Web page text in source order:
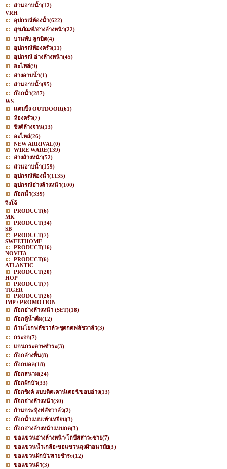
ส่วนอาบน้ำ(12)
VRH
อุปกรณ์ห้องน้ำ(622)
สุขภัณฑ์/อ่างล้างหน้า(22)
บานพับ ลูกบิด(4)
อุปกรณ์ห้องครัว(11)
อุปกรณ์ อ่างล้างหน้า(45)
อะไหล่(9)
อ่างอาบน้ำ(1)
ส่วนอาบน้ำ(95)
ก๊อกน้ำ(287)
WS
เเคมปิ้ง OUTDOOR(61)
ห้องครัว(7)
ซิงค์ล้างจาน(13)
อะไหล่(26)
NEW ARRIVAL(0)
WIRE WARE(139)
อ่างล้างหน้า(52)
ส่วนอาบน้ำ(159)
อุปกรณ์ห้องน้ำ(1135)
อุปกรณ์อ่างล้างหน้า(100)
ก๊อกน้ำ(339)
จิงโจ้
PRODUCT(6)
MK
PRODUCT(34)
SB
PRODUCT(7)
SWEETHOME
PRODUCT(16)
NOVITA
PRODUCT(6)
ATLANTIC
PRODUCT(20)
HOP
PRODUCT(7)
TIGER
PRODUCT(26)
IMP / PROMOTION
ก๊อกอ่างล้างหน้า (SET)(18)
ก๊อกตู้น้ำดื่ม(12)
ก้านโยกฟลัชวาล์ว/ชุดกดฟลัชวาล์ว(3)
กระจก(7)
แกนกระดาษชำระ(3)
ก๊อกล้างพื้น(8)
ก๊อกบอล(18)
ก๊อกสนาม(24)
ก๊อกฝักบัว(33)
ก๊อกซิงค์ แบบติดเคาน์เตอร์/ขอบอ่าง(13)
ก๊อกอ่างล้างหน้า(30)
ก้านกระทุ้งฟลัชวาล์ว(2)
ก๊อกน้ำแบบเท้าเหยียบ(3)
ก๊อกอ่างล้างหน้าแบบกด(3)
ขอแขวนอ่างล้างหน้า/โถปัสสาวะชาย(7)
ขอแขวนน้ำเกลือ/ขอแขวนถุงผ้าอนามัย(3)
ขอแขวนฝักบัว/สายชำระ(12)
ขอแขวนผ้า(3)